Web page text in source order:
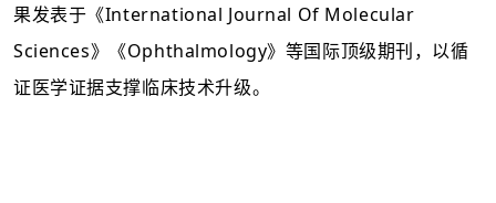
果发表于《International Journal Of Molecular
Sciences》《Ophthalmology》等国际顶级期刊，以循
证医学证据支撑临床技术升级。